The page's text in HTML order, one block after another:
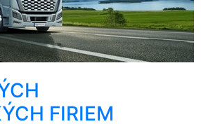
FIRIEM